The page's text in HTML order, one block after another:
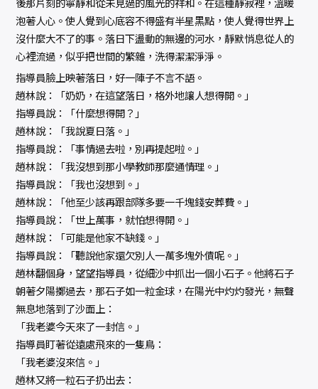
泡著人心。使人覺到心底容不得盛有半星黑點，使人覺得世界上
沒什麼大不了的事。落日下盪動的無邊的河水，靜默悄息從人的
心裡流過，似乎把世間的繁雜，洗得潔潔淨淨。
指導員臉上映著落日，好一陣子不言不語。
趙林說：「奶奶，在這望落日，格外地讓人想得開。」
指導員說：「什麼想得開？」
趙林說：「我說夏日落。」
指導員說：「事情過去啦，別再提起啦。」
趙林說：「我沒想到那小學教師那麼通情理。」
指導員說：「我也沒想到。」
趙林說：「他至少該再跟部隊多要一千塊錢安葬費。」
指導員說：「世上萬事，就怕想得開。」
趙林說：「可能是他家不缺錢。」
指導員說：「聽說他家還欠別人一萬多塊外債呢。」
趙林翻個身，望望指導員，從細沙中抓出一個小石子。他將石子
朝著夕陽擲過去，那石子如一粒金球，在陽光中灼灼發光，無聲
無息地落到了沙面上：
「我老婆今天來了一封信。」
指導員盯著從遠處飛來的一隻鳥：
「我老婆沒來信。」
趙林又將一粒石子扔出去：